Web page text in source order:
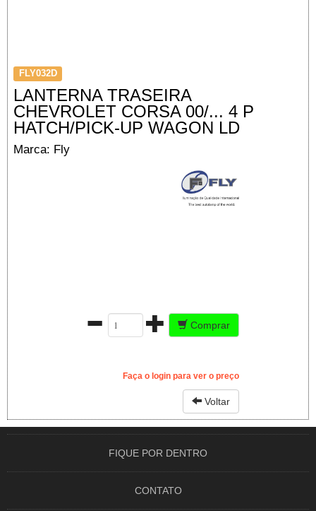
FLY032D
LANTERNA TRASEIRA
CHEVROLET CORSA 00/... 4 P
HATCH/PICK-UP WAGON LD
Marca: Fly
Comprar
Faça o login para ver o preço
Voltar
FIQUE POR DENTRO
CONTATO